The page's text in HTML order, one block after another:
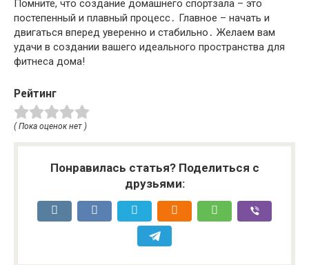
Помните, что создание домашнего спортзала – это
постепенный и плавный процесс․ Главное – начать и
двигаться вперед уверенно и стабильно․ Желаем вам
удачи в создании вашего идеального пространства для
фитнеса дома!
Рейтинг
( Пока оценок нет )
Понравилась статья? Поделиться с
друзьями: